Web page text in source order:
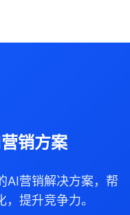
销方案
AI营销解决方案，帮
提升竞争力。